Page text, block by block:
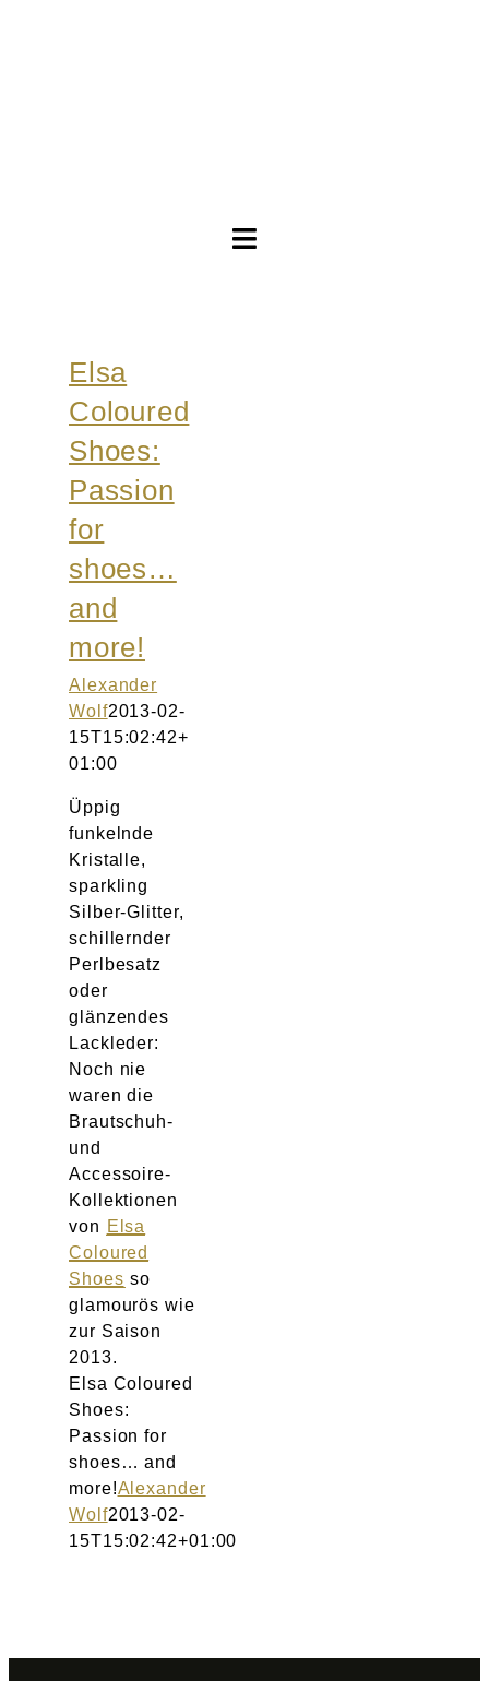
Toggle
Elsa
Coloured
Shoes:
Passion
for
shoes…
and
more!
Alexander
Wolf2013-02-
15T15:02:42+
01:00
Üppig
funkelnde
Kristalle,
sparkling
Silber-Glitter,
schillernder
Perlbesatz
oder
glänzendes
Lackleder:
Noch nie
waren die
Brautschuh-
und
Accessoire-
Kollektionen
von Elsa
Coloured
Shoes so
glamourös wie
zur Saison
2013.
Elsa Coloured
Shoes:
Passion for
shoes… and
more!Alexander
Wolf2013-02-
15T15:02:42+01:00